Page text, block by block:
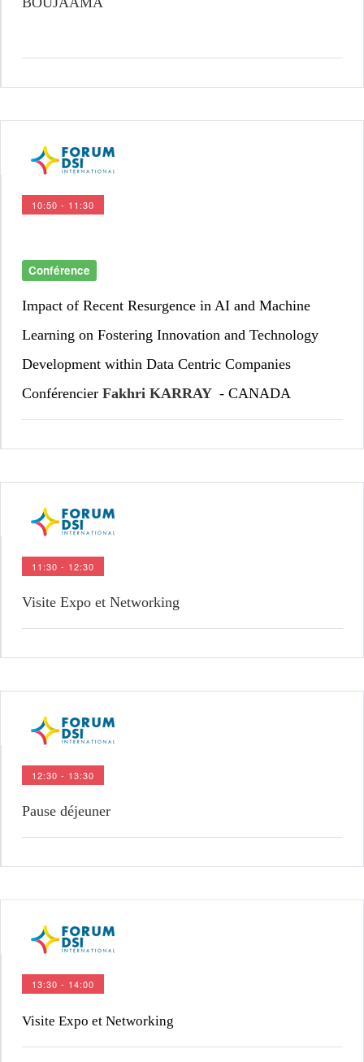
10:50 - 11:30
Conférence
Impact of Recent Resurgence in AI and Machine
Learning on Fostering Innovation and Technology
Development within Data Centric Companies
Conférencier Fakhri KARRAY - CANADA
11:30 - 12:30
Visite Expo et Networking
12:30 - 13:30
Pause déjeuner
13:30 - 14:00
Visite Expo et Networking